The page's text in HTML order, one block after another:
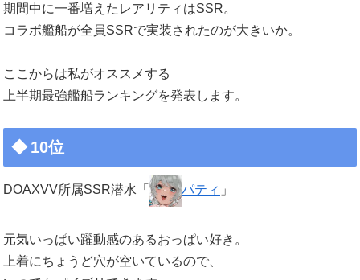
期間中に一番増えたレアリティはSSR。
コラボ艦船が全員SSRで実装されたのが大きいか。
ここからは私がオススメする
上半期最強艦船ランキングを発表します。
10位
DOAXVV所属SSR潜水「 パティ 」
元気いっぱい躍動感のあるおっぱい好き。
上着にちょうど穴が空いているので、